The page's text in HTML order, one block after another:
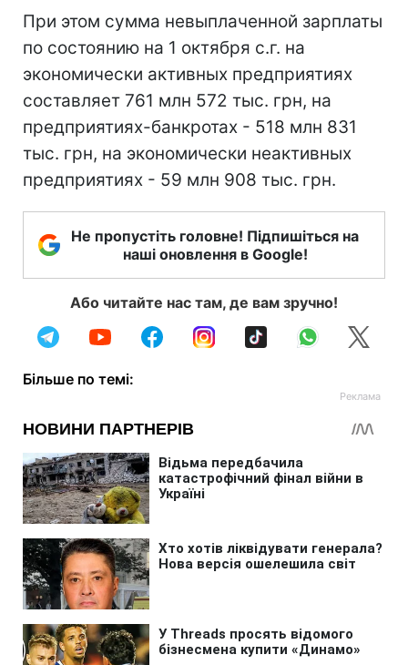
При этом сумма невыплаченной зарплаты
по состоянию на 1 октября с.г. на
экономически активных предприятиях
составляет 761 млн 572 тыс. грн, на
предприятиях-банкротах - 518 млн 831
тыс. грн, на экономически неактивных
предприятиях - 59 млн 908 тыс. грн.
Не пропустіть головне! Підпишіться на
наші оновлення в Google!
Або читайте нас там, де вам зручно!
Більше по темі: